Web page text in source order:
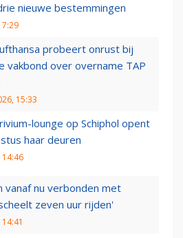
nieuwe bestemmingen
7:29
probeert onrust bij
vakbond over overname TAP
15:33
lounge op Schiphol opent
haar deuren
14:46
vanaf nu verbonden met
zeven uur rijden'